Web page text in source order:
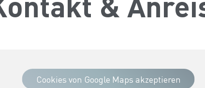
Cookies von Google Maps akzeptieren